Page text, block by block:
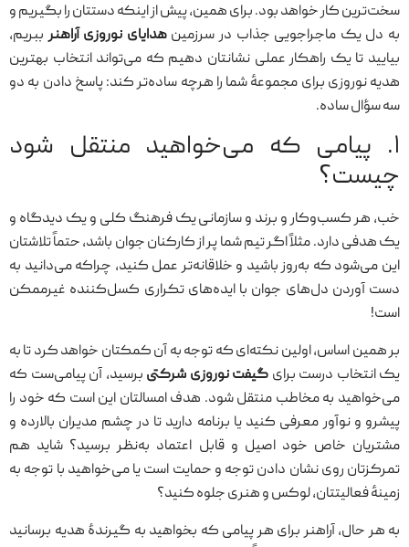
سخت‌ترین کار خواهد بود. برای همین، پیش از اینکه دستتان را بگیریم و
به دل یک ماجراجویی جذاب در سرزمینهدایای نوروزی آراهنرببریم،
بیایید تا یک راهکار عملی نشانتان دهیم که می‌تواند انتخاب بهترین
هدیه نوروزی برای مجموعهٔ شما را هرچه ساده‌تر کند: پاسخ دادن به دو
سه سؤال ساده.
۱. پیامی که می‌خواهید منتقل شود
چیست؟
خب، هر کسب‌وکار و برند و سازمانی یک فرهنگ کلی و یک دیدگاه و
یک هدفی دارد. مثلاً اگر تیم شما پر از کارکنان جوان باشد، حتماً تلاشتان
این می‌شود که به‌روز باشید و خلاقانه‌تر عمل کنید، چراکه می‌دانید به
دست آوردن دل‌های جوان با ایده‌های تکراری کسل‌کننده غیرممکن
است!
بر همین اساس، اولین نکته‌ای که توجه به آن کمکتان خواهد کرد تا به
یک انتخاب درست برای گیفت نوروزی شرکتی برسید، آن پیامی‌ست که
می‌خواهید به مخاطب منتقل شود. هدف امسالتان این است که خود را
پیشرو و نوآور معرفی کنید یا برنامه دارید تا در چشم مدیران بالارده و
مشتریان خاص خود اصیل و قابل اعتماد به‌نظر برسید؟ شاید هم
تمرکزتان روی نشان دادن توجه و حمایت است یا می‌خواهید با توجه به
زمینهٔ فعالیتتان، لوکس و هنری جلوه کنید؟
به هر حال، آراهنر برای هر پیامی که بخواهید به گیرندهٔ هدیه برسانید